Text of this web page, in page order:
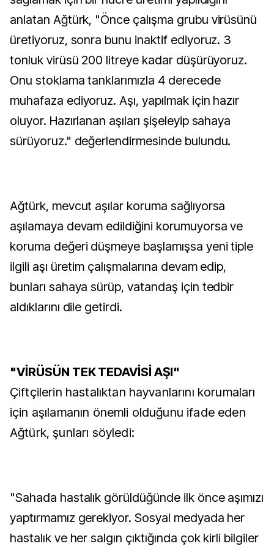
anlatan Ağtürk, "Önce çalışma grubu virüsünü
üretiyoruz, sonra bunu inaktif ediyoruz. 3
tonluk virüsü 200 litreye kadar düşürüyoruz.
Onu stoklama tanklarımızla 4 derecede
muhafaza ediyoruz. Aşı, yapılmak için hazır
oluyor. Hazırlanan aşıları şişeleyip sahaya
sürüyoruz." değerlendirmesinde bulundu.
Ağtürk, mevcut aşılar koruma sağlıyorsa
aşılamaya devam edildiğini korumuyorsa ve
koruma değeri düşmeye başlamışsa yeni tiple
ilgili aşı üretim çalışmalarına devam edip,
bunları sahaya sürüp, vatandaş için tedbir
aldıklarını dile getirdi.
"VİRÜSÜN TEK TEDAVİSİ AŞI"
Çiftçilerin hastalıktan hayvanlarını korumaları
için aşılamanın önemli olduğunu ifade eden
Ağtürk, şunları söyledi:
"Sahada hastalık görüldüğünde ilk önce aşımızı
yaptırmamız gerekiyor. Sosyal medyada her
hastalık ve her salgın çıktığında çok kirli bilgiler